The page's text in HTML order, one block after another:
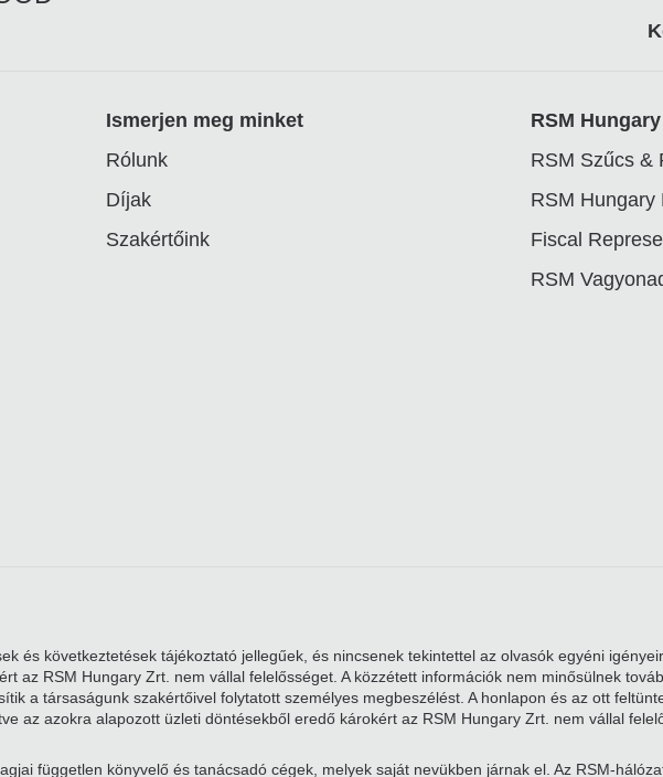
Ismerjen meg minket
Rólunk
Díjak
Szakértőink
RSM
RSM Szűcs &
RSM Hungary
Fiscal
RSM
és következtetések tájékoztató jellegűek, és nincsenek tekintettel az olvasók egyéni
az RSM Hungary Zrt. nem vállal felelősséget. A közzétett információk nem minősülnek
a társaságunk szakértőivel folytatott személyes megbeszélést. A honlapon és az ott
az azokra alapozott üzleti döntésekből eredő károkért az RSM Hungary Zrt. nem vállal
független könyvelő és tanácsadó cégek, melyek saját nevükben járnak el. Az RSM-